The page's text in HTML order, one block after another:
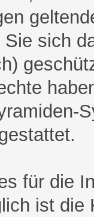
Sie sich
für die
ist die